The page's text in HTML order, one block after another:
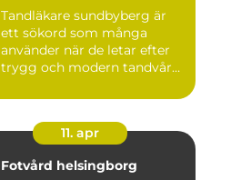
Tandläkare sundbyberg är
ett sökord som många
använder när de letar efter
trygg och modern tandvård
11. apr
Fotvård helsingborg